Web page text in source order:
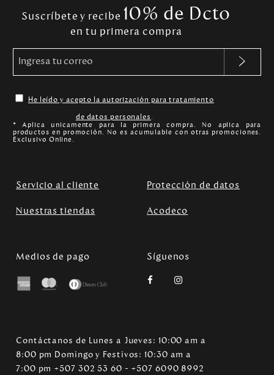
Suscríbete y recibe 10% de Dcto
en tu primera compra
He leído y acepto la autorización para tratamiento
de datos personales.
* Aplica unicamente para la primera compra. No aplica para
productos en promoción. No es acumulable con otras promociones.
Exclusivo Online.
Servicio al cliente Protección de datos
Nuestras tiendas Acodeco
Medios de pago Síguenos
Contáctanos de Lunes a Jueves: 10:00 am a
8:00 pm Domingo y Festivos: 10:30 am a
7:00 pm +507 302 53 60 - +507 6090 8992